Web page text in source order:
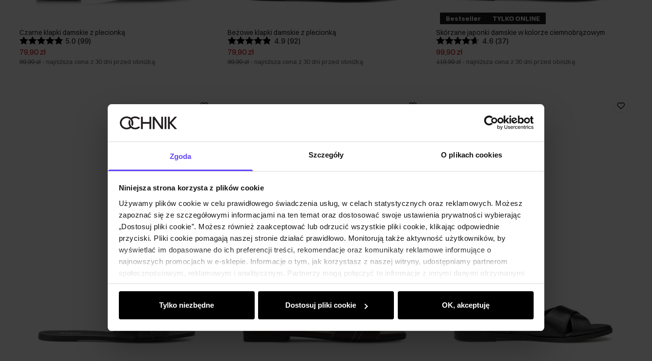
Zgoda Szczegóły O plikach cookies
Niniejsza strona korzysta z plików cookie
Używamy plików cookie w celu prawidłowego świadczenia usług, w celach statystycznych oraz reklamowych. Możesz
zapoznać się ze szczegółowymi informacjami na ten temat oraz dostosować swoje ustawienia prywatności wybierając
„Dostosuj pliki cookie”. Możesz również zaakceptować lub odrzucić wszystkie pliki cookie, klikając odpowiednie
przyciski. Pliki cookie pomagają naszej stronie działać prawidłowo. Monitorują także aktywność użytkowników, by
wyświetlać im dopasowane do ich preferencji treści, rekomendacje oraz komunikaty reklamowe informujące o
najnowszych promocjach w e-sklepie. Informacje o tym, jak korzystasz z naszej witryny, udostępniamy partnerom
społecznościowym, reklamowym i analitycznym. Partnerzy mogą połączyć te informacje z innymi danymi otrzymanymi
od Ciebie lub uzyskanymi podczas korzystania z ich usług.
Tylko niezbędne Dostosuj pliki cookie OK, akceptuję
Czarne klapki damskie z plecionką
5.0 (99)
79,90 zł
99,90 zł - najniższa cena z 30 dni przed obniżką
Beżowe klapki damskie z plecionką
4.9 (92)
79,90 zł
99,90 zł - najniższa cena z 30 dni przed obniżką
Bestseller TYLKO ONLINE
Skórzane japonki damskie w kolorze ciemnobrązowym
4.6 (37)
99,90 zł
119,90 zł - najniższa cena z 30 dni przed obniżką